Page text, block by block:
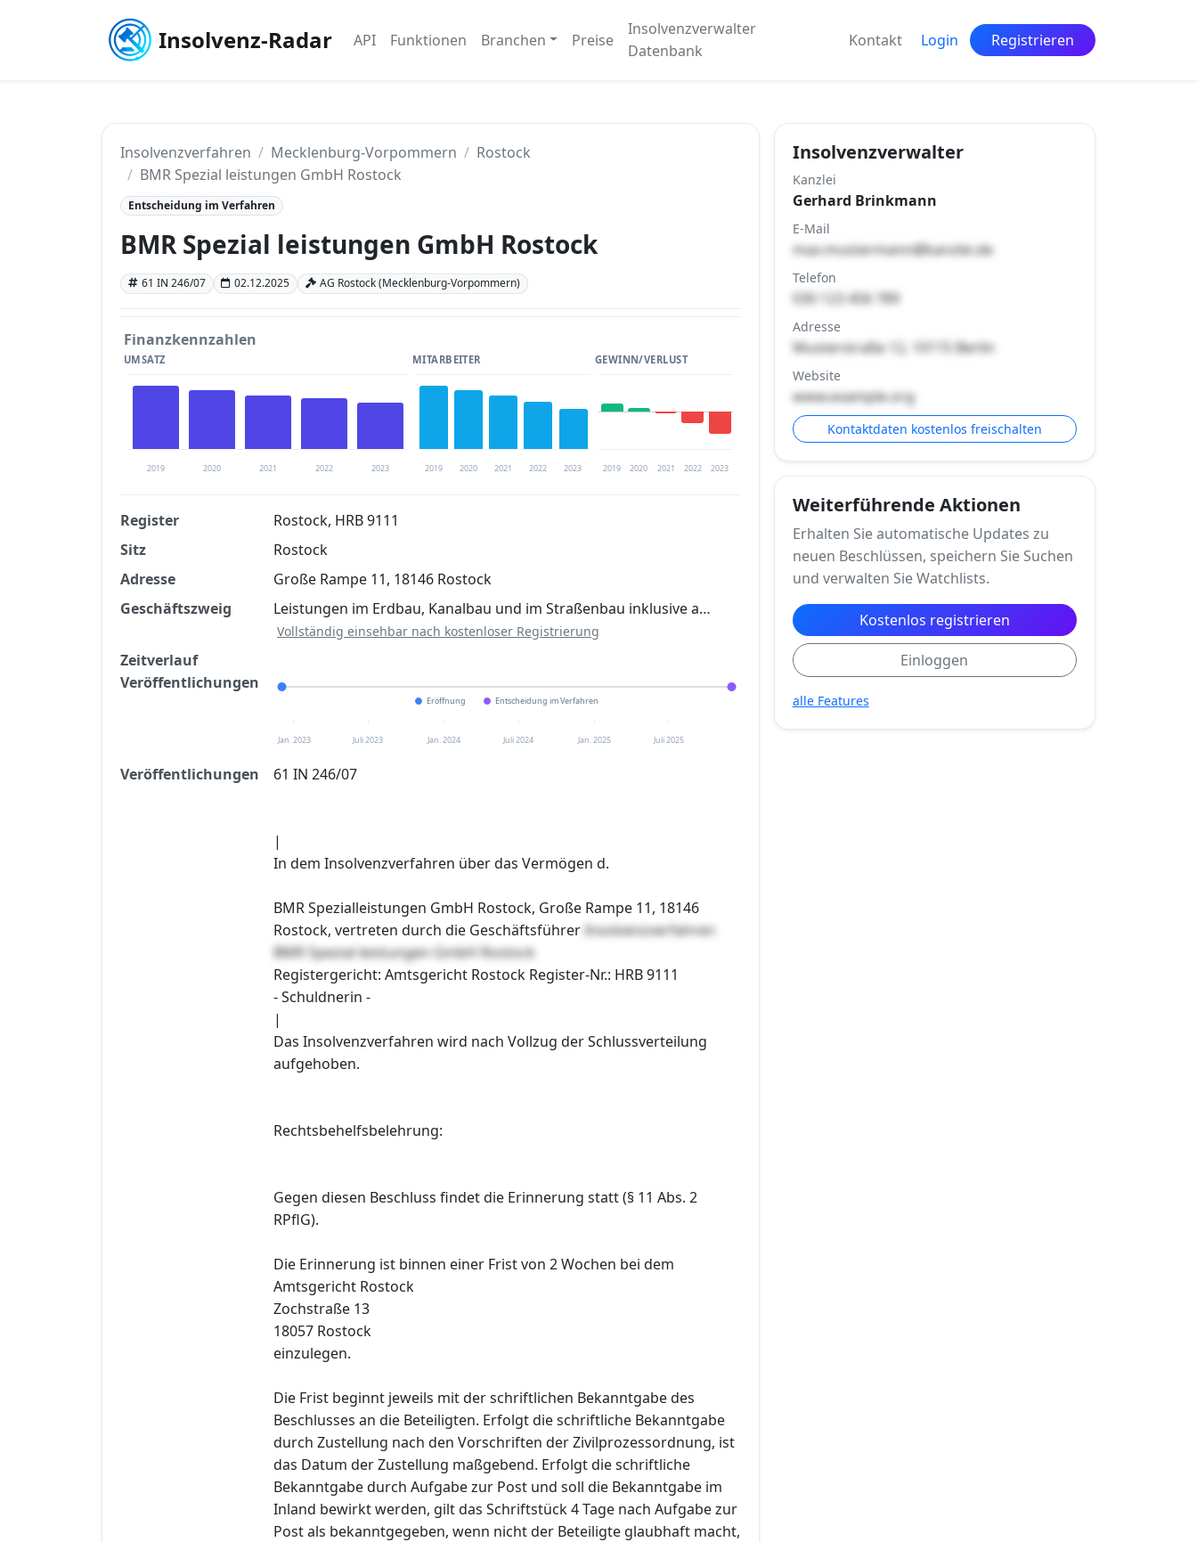
Insolvenz-Radar API Funktionen Branchen Preise
Insolvenzverwalter
Datenbank
Kontakt Login Registrieren
Insolvenzverfahren Mecklenburg-Vorpommern
Rostock
BMR Spezial leistungen GmbH Rostock
Entscheidung im Verfahren
BMR Spezial leistungen GmbH Rostock
61 IN 246/07 02.12.2025 AG Rostock (Mecklenburg-Vorpommern)
Finanzkennzahlen
UMSATZ
2019 2020 2021 2022 2023
MITARBEITER
2019 2020 2021 2022 2023
GEWINN/VERLUST
2019 2020 2021 2022 2023
Finanzkennzahlen nach kostenloser Registrierung verfügbar
Jetzt kostenlos registrieren
Register
Rostock, HRB 9111
Sitz
Rostock
Adresse
Große Rampe 11, 18146 Rostock
Geschäftszweig
Leistungen im Erdbau, Kanalbau und im Straßenbau inklusive a…
Vollständig einsehbar nach kostenloser Registrierung
Zeitverlauf
Veröffentlichungen
Eröffnung Entscheidung im Verfahren
Jan. 2023 Juli 2023 Jan. 2024 Juli 2024 Jan. 2025 Juli 2025
Veröffentlichungen 61 IN 246/07
|
In dem Insolvenzverfahren über das Vermögen d.
BMR Spezialleistungen GmbH Rostock, Große Rampe 11, 18146
Rostock, vertreten durch die Geschäftsführer Insolvenzverfahren
BMR Spezial leistungen GmbH Rostock
Registergericht: Amtsgericht Rostock Register-Nr.: HRB 9111
- Schuldnerin -
|
Das Insolvenzverfahren wird nach Vollzug der Schlussverteilung
aufgehoben.
Rechtsbehelfsbelehrung:
Gegen diesen Beschluss findet die Erinnerung statt (§ 11 Abs. 2
RPflG).
Die Erinnerung ist binnen einer Frist von 2 Wochen bei dem
Amtsgericht Rostock
Zochstraße 13
18057 Rostock
einzulegen.
Die Frist beginnt jeweils mit der schriftlichen Bekanntgabe des
Beschlusses an die Beteiligten. Erfolgt die schriftliche Bekanntgabe
durch Zustellung nach den Vorschriften der Zivilprozessordnung, ist
das Datum der Zustellung maßgebend. Erfolgt die schriftliche
Bekanntgabe durch Aufgabe zur Post und soll die Bekanntgabe im
Inland bewirkt werden, gilt das Schriftstück 4 Tage nach Aufgabe zur
Post als bekanntgegeben, wenn nicht der Beteiligte glaubhaft macht,
Insolvenzverwalter
Kanzlei
Gerhard Brinkmann
E-Mail
max.mustermann@kanzlei.de
Telefon
030 123 456 789
Adresse
Musterstraße 12, 10115 Berlin
Website
www.example.org
Kontaktdaten kostenlos freischalten
Weiterführende Aktionen
Erhalten Sie automatische Updates zu
neuen Beschlüssen, speichern Sie Suchen
und verwalten Sie Watchlists.
Kostenlos registrieren
Einloggen
alle Features